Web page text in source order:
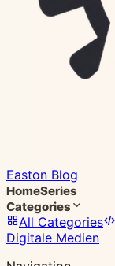
Easton Blog
HomeSeries
Categories
All Categories
Digitale Medien